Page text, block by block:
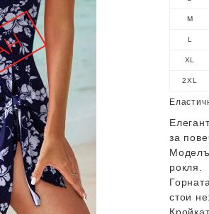
M
L
XL
2XL
за
рокля.
стои